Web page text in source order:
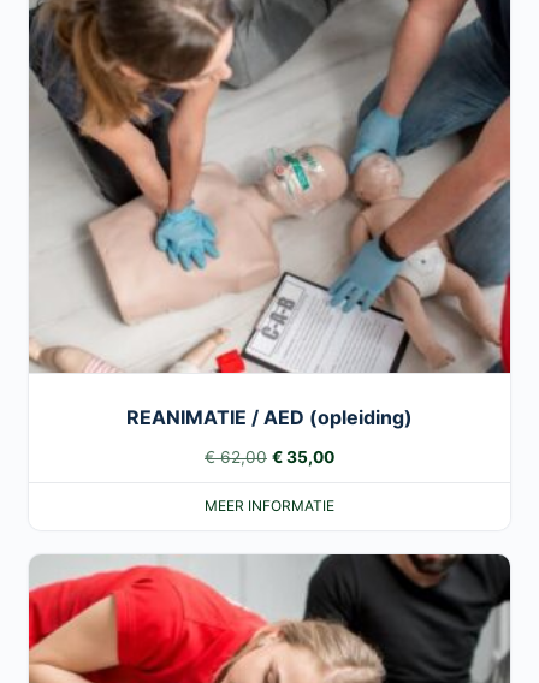
REANIMATIE / AED (opleiding)
€62,00 Oorspronkelijke
prijs
€ 62,00.
€35,00Huidige
prijs
€ 35,00.
MEER INFORMATIE